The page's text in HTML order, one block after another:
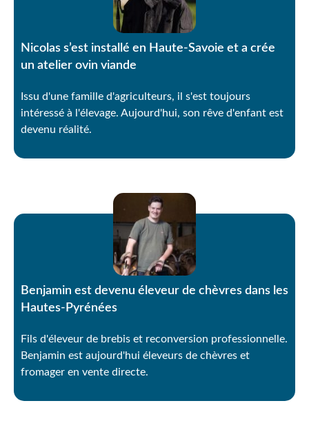
Nicolas s’est installé en Haute-Savoie et a crée
un atelier ovin viande
Issu d'une famille d'agriculteurs, il s'est toujours
intéressé à l'élevage. Aujourd'hui, son rêve d'enfant est
devenu réalité.
Benjamin est devenu éleveur de chèvres dans les
Hautes-Pyrénées
Fils d'éleveur de brebis et reconversion professionnelle.
Benjamin est aujourd'hui éleveurs de chèvres et
fromager en vente directe.